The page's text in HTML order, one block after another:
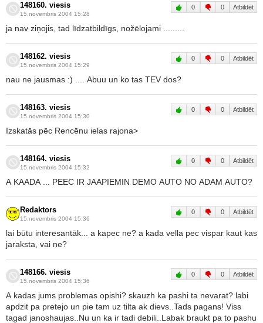
148160. viesis
15.novembris 2004 15:28
0 0 Atbildēt
ja nav ziņojis, tad līdzatbildīgs, nožēlojami .........
148162. viesis
15.novembris 2004 15:29
0 0 Atbildēt
nau ne jausmas :) .... Abuu un ko tas TEV dos?
148163. viesis
15.novembris 2004 15:30
0 0 Atbildēt
Izskatās pēc Rencēnu ielas rajona>
148164. viesis
15.novembris 2004 15:32
0 0 Atbildēt
A KAADA ... PEEC IR JAAPIEMIN DEMO AUTO NO ADAM AUTO?
Redaktors
15.novembris 2004 15:36
0 0 Atbildēt
lai būtu interesantāk... a kapec ne? a kada vella pec vispar kaut kas
jaraksta, vai ne?
148166. viesis
15.novembris 2004 15:36
0 0 Atbildēt
A kadas jums problemas opishi? skauzh ka pashi ta nevarat? labi
apdzit pa pretejo un pie tam uz tilta ak dievs..Tads pagans! Viss
tagad janoshaujas..Nu un ka ir tadi debili..Labak braukt pa to pashu